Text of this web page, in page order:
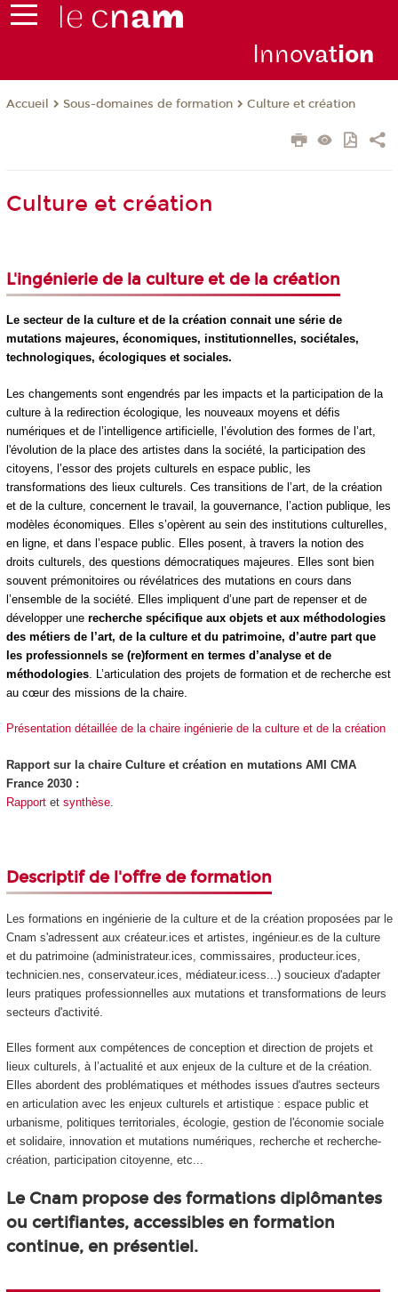
Innovation
Accueil Sous-domaines de formation Culture et création
Culture et création
L'ingénierie de la culture et de la création
Le secteur de la culture et de la création connait une série de
mutations majeures, économiques, institutionnelles, sociétales,
technologiques, écologiques et sociales.
Les changements sont engendrés par les impacts et la participation de la
culture à la redirection écologique, les nouveaux moyens et défis
numériques et de l’intelligence artificielle, l’évolution des formes de l’art,
l'évolution de la place des artistes dans la société, la participation des
citoyens, l’essor des projets culturels en espace public, les
transformations des lieux culturels. Ces transitions de l’art, de la création
et de la culture, concernent le travail, la gouvernance, l’action publique, les
modèles économiques. Elles s’opèrent au sein des institutions culturelles,
en ligne, et dans l’espace public. Elles posent, à travers la notion des
droits culturels, des questions démocratiques majeures. Elles sont bien
souvent prémonitoires ou révélatrices des mutations en cours dans
l’ensemble de la société. Elles impliquent d’une part de repenser et de
développer une recherche spécifique aux objets et aux méthodologies
des métiers de l’art, de la culture et du patrimoine, d’autre part que
les professionnels se (re)forment en termes d’analyse et de
méthodologies. L’articulation des projets de formation et de recherche est
au cœur des missions de la chaire.
Présentation détaillée de la chaire ingénierie de la culture et de la création
Rapport sur la chaire Culture et création en mutations AMI CMA
France 2030 :
Rapportet synthèse.
Descriptif de l'offre de formation
Les formations en ingénierie de la culture et de la création proposées par le
Cnam s'adressent aux créateur.ices et artistes, ingénieur.es de la culture
et du patrimoine (administrateur.ices, commissaires, producteur.ices,
technicien.nes, conservateur.ices, médiateur.icess...) soucieux d'adapter
leurs pratiques professionnelles aux mutations et transformations de leurs
secteurs d'activité.
Elles forment aux compétences de conception et direction de projets et
lieux culturels, à l’actualité et aux enjeux de la culture et de la création.
Elles abordent des problématiques et méthodes issues d'autres secteurs
en articulation avec les enjeux culturels et artistique : espace public et
urbanisme, politiques territoriales, écologie, gestion de l'économie sociale
et solidaire, innovation et mutations numériques, recherche et recherche-
création, participation citoyenne, etc...
Le Cnam propose des formations diplômantes
ou certifiantes, accessibles en formation
continue, en présentiel.